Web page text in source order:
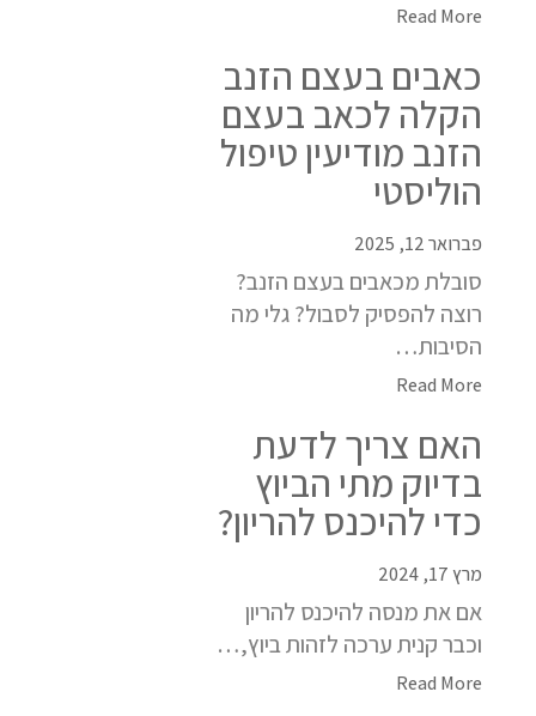
Read More
כאבים בעצם הזנב
הקלה לכאב בעצם
הזנב מודיעין טיפול
הוליסטי
פברואר 12, 2025
סובלת מכאבים בעצם הזנב?
רוצה להפסיק לסבול? גלי מה
הסיבות…
Read More
האם צריך לדעת
בדיוק מתי הביוץ
כדי להיכנס להריון?
מרץ 17, 2024
אם את מנסה להיכנס להריון
וכבר קנית ערכה לזהות ביוץ,…
Read More